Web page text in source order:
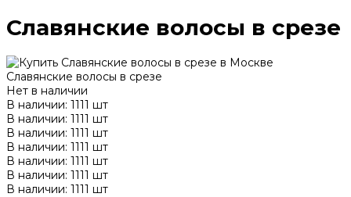
Славянские волосы в срезе
Славянские волосы в срезе
Нет в наличии
В наличии: 1111 шт
В наличии: 1111 шт
В наличии: 1111 шт
В наличии: 1111 шт
В наличии: 1111 шт
В наличии: 1111 шт
В наличии: 1111 шт